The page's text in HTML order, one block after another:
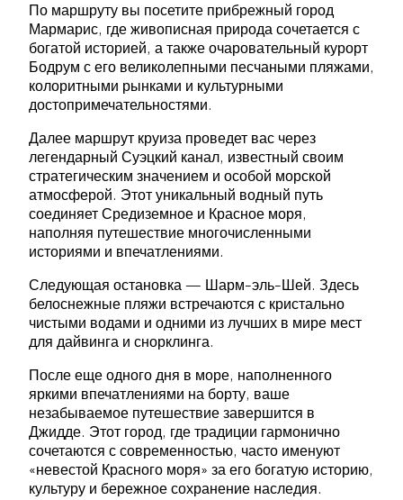
По маршруту вы посетите прибрежный город
Мармарис, где живописная природа сочетается с
богатой историей, а также очаровательный курорт
Бодрум с его великолепными песчаными пляжами,
колоритными рынками и культурными
достопримечательностями.
Далее маршрут круиза проведет вас через
легендарный Суэцкий канал, известный своим
стратегическим значением и особой морской
атмосферой. Этот уникальный водный путь
соединяет Средиземное и Красное моря,
наполняя путешествие многочисленными
историями и впечатлениями.
Следующая остановка — Шарм-эль-Шей. Здесь
белоснежные пляжи встречаются с кристально
чистыми водами и одними из лучших в мире мест
для дайвинга и снорклинга.
После еще одного дня в море, наполненного
яркими впечатлениями на борту, ваше
незабываемое путешествие завершится в
Джидде. Этот город, где традиции гармонично
сочетаются с современностью, часто именуют
«невестой Красного моря» за его богатую историю,
культуру и бережное сохранение наследия.